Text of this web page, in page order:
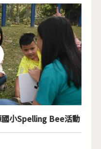
國小Spelling Bee活動